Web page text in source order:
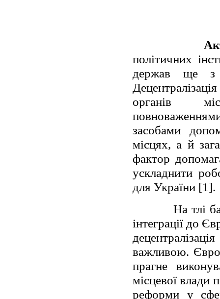
політичних
держав ще з
органів
засобами
місцях, а й
фактор
ускладнити
для України [1].
На тлі
інтеграції до
важливою.
прагне
місцевої влади
реформи у